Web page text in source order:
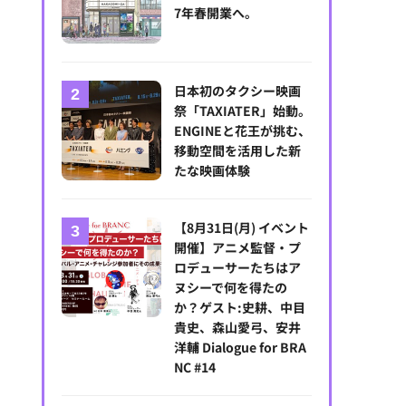
7年春開業へ。
日本初のタクシー映画
祭「TAXIATER」始動。
ENGINEと花王が挑む、
移動空間を活用した新
たな映画体験
【8月31日(月) イベント
開催】アニメ監督・プ
ロデューサーたちはア
ヌシーで何を得たの
か？ゲスト:史耕、中目
貴史、森山愛弓、安井
洋輔 Dialogue for BRA
NC #14